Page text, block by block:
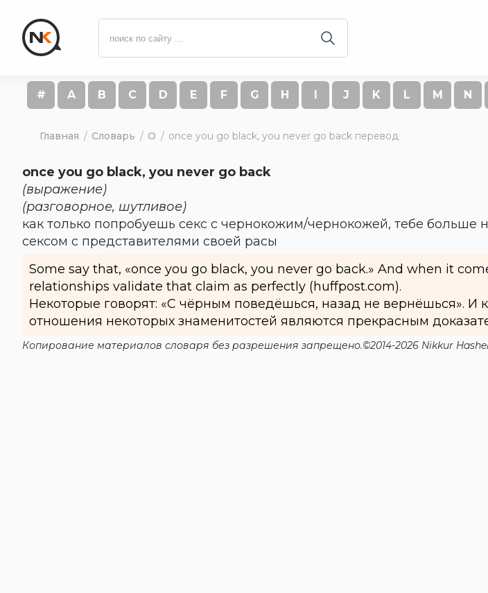
# A B C D E F G H I J K L M N
Главная Словарь O once you go black, you never go back перевод
once you go black, you never go back
(выражение)
(разговорное, шутливое)
как только попробуешь секс с чернокожим/чернокожей, тебе больше
сексом с представителями своей расы
Some say that, «once you go black, you never go back.» And when it
relationships validate that claim as perfectly (huffpost.com).
Некоторые говорят: «С чёрным поведёшься, назад не вернёшься». И
отношения некоторых знаменитостей являются прекрасным
Копирование материалов словаря без разрешения запрещено.©2014-2026 Nikkur